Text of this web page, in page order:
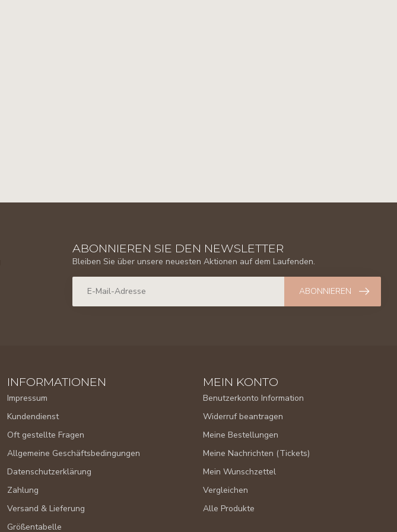
ABONNIEREN SIE DEN NEWSLETTER
Bleiben Sie über unsere neuesten Aktionen auf dem Laufenden.
ABONNIEREN
INFORMATIONEN
Impressum
Kundendienst
Oft gestellte Fragen
Allgemeine Geschäftsbedingungen
Datenschutzerklärung
Zahlung
Versand & Lieferung
Größentabelle
MEIN KONTO
Benutzerkonto Information
Widerruf beantragen
Meine Bestellungen
Meine Nachrichten (Tickets)
Mein Wunschzettel
Vergleichen
Alle Produkte